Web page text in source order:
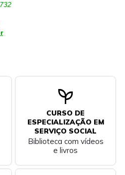
psychiatry
CURSO DE
ESPECIALIZAÇÃO EM
SERVIÇO SOCIAL
Biblioteca com vídeos
e livros